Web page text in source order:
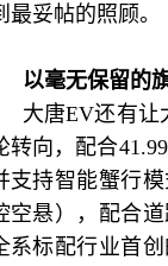
最妥帖的照顾。
以毫无保留的
大唐EV还有让
转向，配合
支持智能蟹行
空悬），配合
系标配行业首